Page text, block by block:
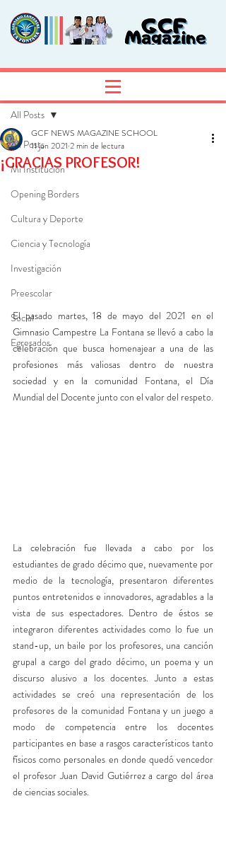
All Posts
Mi Institución
Opening Borders
Cultura y Deporte
Ciencia y Tecnología
Investigación
Preescolar
Social
Egresados
All Posts
¡GRACIAS PROFESOR!
GCF NEWS MAGAZINE SCHOOL
11 jun 2021 2 min de lectura
El pasado martes, 18 de mayo del 2021 en el
Gimnasio Campestre La Fontana se llevó a cabo la
celebración que busca homenajear a una de las
profesiones más valiosas dentro de nuestra
sociedad y en la comunidad Fontana, el Día
Mundial del Docente junto con el valor del respeto.
La celebración fue llevada a cabo por los
estudiantes de grado décimo que, nuevamente por
medio de la tecnología, presentaron diferentes
puntos entretenidos e innovadores, agradables a la
vista de sus espectadores. Dentro de éstos se
integraron diferentes actividades como lo fue un
stand-up, un baile por los profesores, una canción
grupal a cargo del grado décimo, un poema y un
discurso alusivo a los docentes. Junto a estas
actividades se creó una representación de los
profesores de la comunidad Fontana y un juego a
modo de competencia entre los docentes
participantes en base a rasgos característicos tanto
físicos como personales en donde quedó vencedor
el profesor Juan David Gutiérrez a cargo del área
de ciencias sociales.